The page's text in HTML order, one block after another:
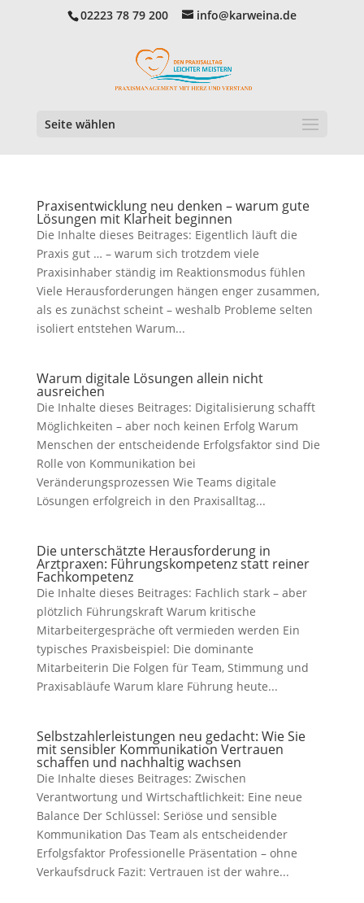
02223 78 79 200 info@karweina.de
Seite wählen
Praxisentwicklung neu denken – warum gute
Lösungen mit Klarheit beginnen
Die Inhalte dieses Beitrages: Eigentlich läuft die
Praxis gut … – warum sich trotzdem viele
Praxisinhaber ständig im Reaktionsmodus fühlen
Viele Herausforderungen hängen enger zusammen,
als es zunächst scheint – weshalb Probleme selten
isoliert entstehen Warum...
Warum digitale Lösungen allein nicht
ausreichen
Die Inhalte dieses Beitrages: Digitalisierung schafft
Möglichkeiten – aber noch keinen Erfolg Warum
Menschen der entscheidende Erfolgsfaktor sind Die
Rolle von Kommunikation bei
Veränderungsprozessen Wie Teams digitale
Lösungen erfolgreich in den Praxisalltag...
Die unterschätzte Herausforderung in
Arztpraxen: Führungskompetenz statt reiner
Fachkompetenz
Die Inhalte dieses Beitrages: Fachlich stark – aber
plötzlich Führungskraft Warum kritische
Mitarbeitergespräche oft vermieden werden Ein
typisches Praxisbeispiel: Die dominante
Mitarbeiterin Die Folgen für Team, Stimmung und
Praxisabläufe Warum klare Führung heute...
Selbstzahlerleistungen neu gedacht: Wie Sie
mit sensibler Kommunikation Vertrauen
schaffen und nachhaltig wachsen
Die Inhalte dieses Beitrages: Zwischen
Verantwortung und Wirtschaftlichkeit: Eine neue
Balance Der Schlüssel: Seriöse und sensible
Kommunikation Das Team als entscheidender
Erfolgsfaktor Professionelle Präsentation – ohne
Verkaufsdruck Fazit: Vertrauen ist der wahre...